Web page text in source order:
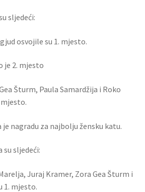
sljedeći:
osvojile su 1. mjesto.
je 2. mjesto
Šturm, Paula Samardžija i Roko
je nagradu za najbolju žensku katu.
sljedeći:
Juraj Kramer, Zora Gea Šturm i
1. mjesto.